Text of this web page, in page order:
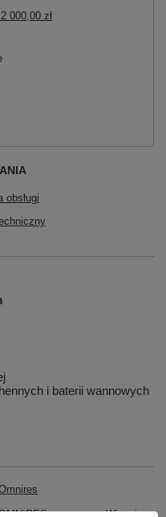
2 000,00 zł
obsługi
i baterii wannowych
sp. z o. o. Więcej